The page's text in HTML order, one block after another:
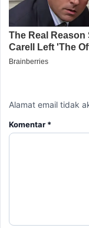
Alamat email tidak
Komentar *